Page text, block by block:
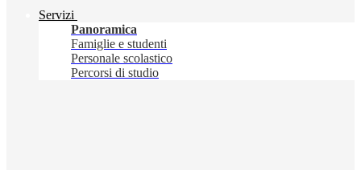
Servizi
Panoramica
Famiglie e studenti
Personale scolastico
Percorsi di studio